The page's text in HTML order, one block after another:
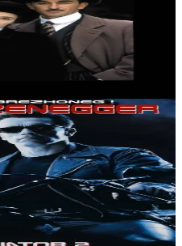
"criminelle" n'a autant
l'Affaire Seznec. Condamné aux
à couper le souffle sont
opus, dans lequel Schwarzy